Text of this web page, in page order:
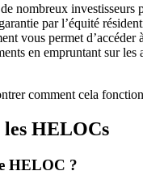
nombreux investisseurs
par l’équité
vous permet d’accéder
en empruntant sur les
comment cela
HELOCs
HELOC ?